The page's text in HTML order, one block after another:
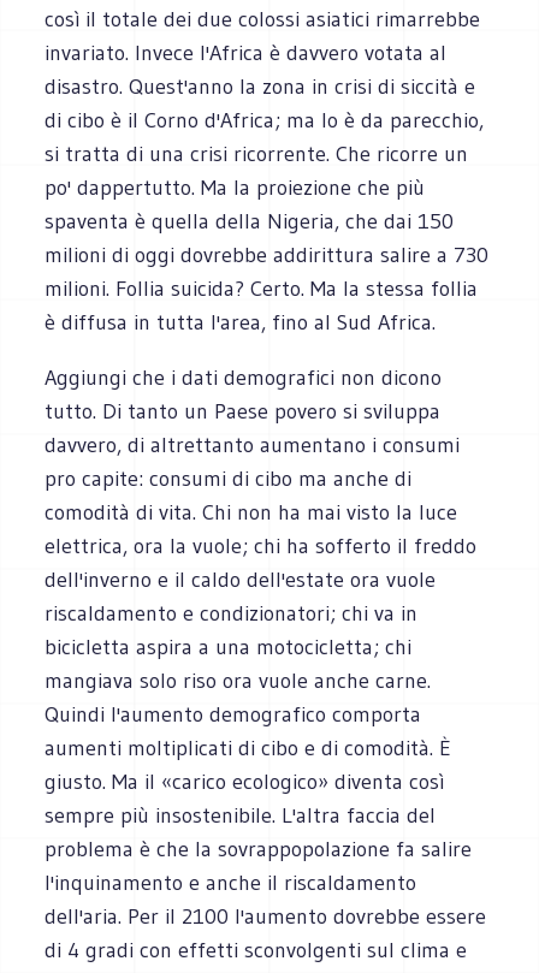
così il totale dei due colossi asiatici rimarrebbe
invariato. Invece l'Africa è davvero votata al
disastro. Quest'anno la zona in crisi di siccità e
di cibo è il Corno d'Africa; ma lo è da parecchio,
si tratta di una crisi ricorrente. Che ricorre un
po' dappertutto. Ma la proiezione che più
spaventa è quella della Nigeria, che dai 150
milioni di oggi dovrebbe addirittura salire a 730
milioni. Follia suicida? Certo. Ma la stessa follia
è diffusa in tutta l'area, fino al Sud Africa.
Aggiungi che i dati demografici non dicono
tutto. Di tanto un Paese povero si sviluppa
davvero, di altrettanto aumentano i consumi
pro capite: consumi di cibo ma anche di
comodità di vita. Chi non ha mai visto la luce
elettrica, ora la vuole; chi ha sofferto il freddo
dell'inverno e il caldo dell'estate ora vuole
riscaldamento e condizionatori; chi va in
bicicletta aspira a una motocicletta; chi
mangiava solo riso ora vuole anche carne.
Quindi l'aumento demografico comporta
aumenti moltiplicati di cibo e di comodità. È
giusto. Ma il «carico ecologico» diventa così
sempre più insostenibile. L'altra faccia del
problema è che la sovrappopolazione fa salire
l'inquinamento e anche il riscaldamento
dell'aria. Per il 2100 l'aumento dovrebbe essere
di 4 gradi con effetti sconvolgenti sul clima e